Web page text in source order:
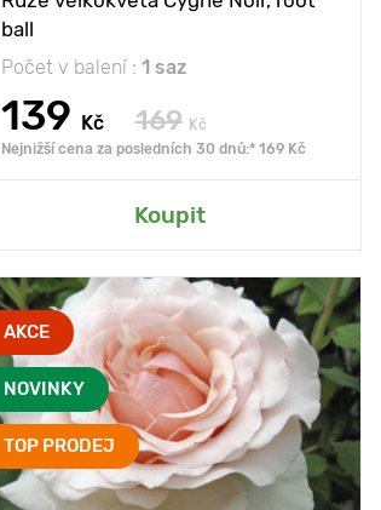
ball
Počet v balení : 1 saz
139 Kč 169 Kč
Nejnižší cena za posledních 30 dnů:* 169 Kč
Koupit
Mrazuvzdornost
Přidat do mé zahrady
AKCE
NOVINKY
TOP PRODEJ
Type pots C5
Věk sazenice 3 roky
Vlastnosti
Perleťově růžová
poupata vypadají
nádherně a stylově.
Výška rostliny
100 - 120 cm, šířka